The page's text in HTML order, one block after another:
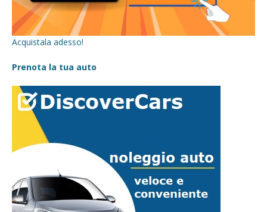
Acquistala adesso!
Prenota la tua auto